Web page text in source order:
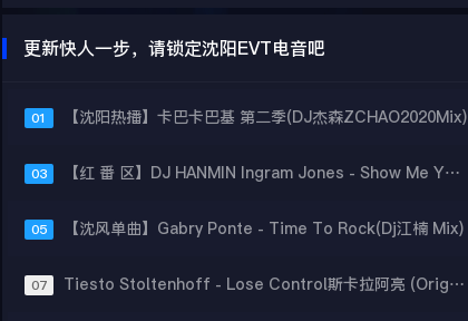
更新快人一步，请锁定沈阳EVT电音吧
01 【沈阳热播】卡巴卡巴基 第二季(DJ杰森ZCHAO2020Mix)
03 【红 番 区】DJ HANMIN Ingram Jones - Show Me Your BBA SA（抚顺Dj大圣 Mix）
05 【沈风单曲】Gabry Ponte - Time To Rock(Dj江楠 Mix)
07 Tiesto Stoltenhoff - Lose Control斯卡拉阿亮 (Original Mix)